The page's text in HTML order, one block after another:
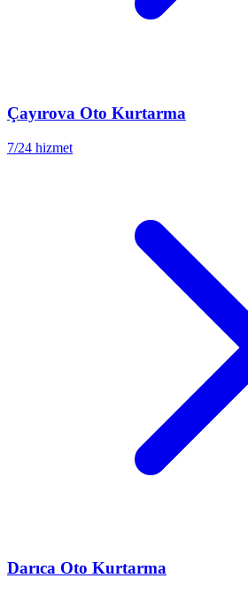
Çayırova Oto Kurtarma
7/24 hizmet
Darıca Oto Kurtarma